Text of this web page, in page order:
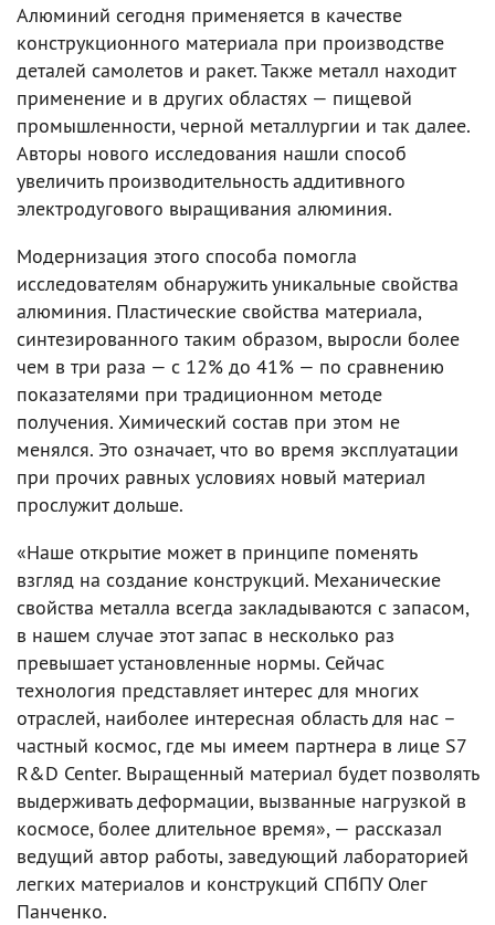
Алюминий сегодня применяется в качестве
конструкционного материала при производстве
деталей самолетов и ракет. Также металл находит
применение и в других областях — пищевой
промышленности, черной металлургии и так далее.
Авторы нового исследования нашли способ
увеличить производительность аддитивного
электродугового выращивания алюминия.
Модернизация этого способа помогла
исследователям обнаружить уникальные свойства
алюминия. Пластические свойства материала,
синтезированного таким образом, выросли более
чем в три раза — с 12% до 41% — по сравнению
показателями при традиционном методе
получения. Химический состав при этом не
менялся. Это означает, что во время эксплуатации
при прочих равных условиях новый материал
прослужит дольше.
«Наше открытие может в принципе поменять
взгляд на создание конструкций. Механические
свойства металла всегда закладываются с запасом,
в нашем случае этот запас в несколько раз
превышает установленные нормы. Сейчас
технология представляет интерес для многих
отраслей, наиболее интересная область для нас –
частный космос, где мы имеем партнера в лице S7
R&D Center. Выращенный материал будет позволять
выдерживать деформации, вызванные нагрузкой в
космосе, более длительное время», — рассказал
ведущий автор работы, заведующий лабораторией
легких материалов и конструкций СПбПУ Олег
Панченко.